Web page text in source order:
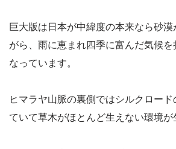
巨大版は日本が中緯度の本来なら砂
がら、雨に恵まれ四季に富んだ気候
なっています。
ヒマラヤ山脈の裏側ではシルクロー
ていて草木がほとんど生えない環境が